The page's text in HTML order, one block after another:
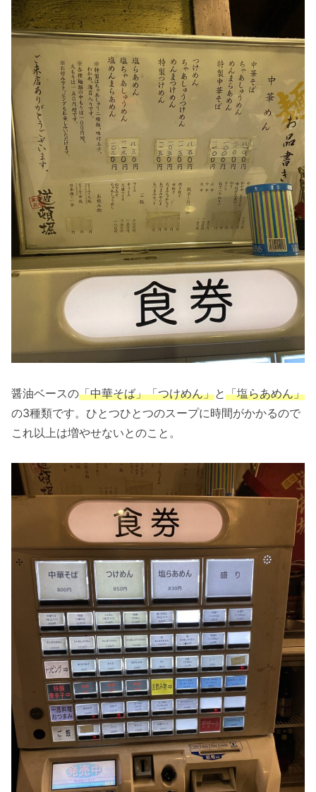
醤油ベースの「中華そば」「つけめん」と「塩らあめん」
の3種類です。ひとつひとつのスープに時間がかかるので
これ以上は増やせないとのこと。